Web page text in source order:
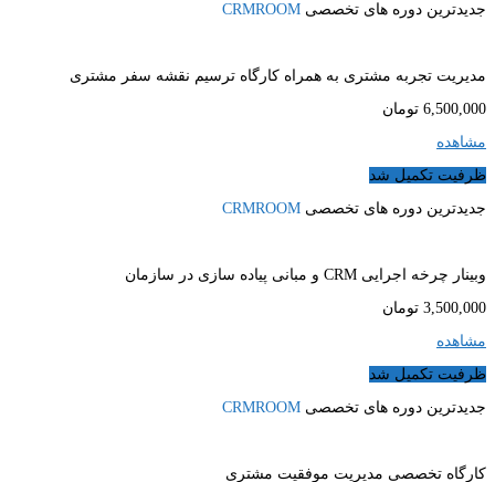
جدیدترین دوره های تخصصی CRMROOM
مدیریت تجربه مشتری به همراه کارگاه ترسیم نقشه سفر مشتری
6,500,000 تومان
مشاهده
ظرفیت تکمیل شد
جدیدترین دوره های تخصصی CRMROOM
وبینار چرخه اجرایی CRM و مبانی پیاده سازی در سازمان
3,500,000 تومان
مشاهده
ظرفیت تکمیل شد
جدیدترین دوره های تخصصی CRMROOM
کارگاه تخصصی مدیریت موفقیت مشتری